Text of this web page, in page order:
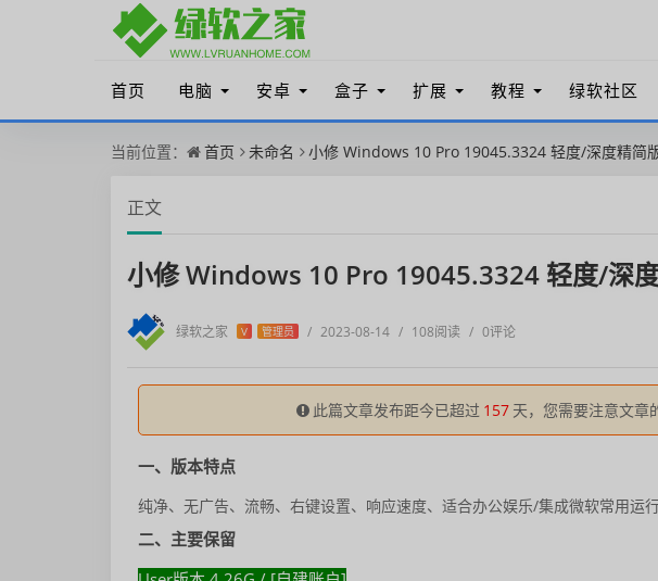
首页 电脑 安卓 盒子 扩展 教程 绿软社区
当前位置： 首页 未命名 小修 Windows 10 Pro 19045.3324 轻度/深度精简
正文
小修 Windows 10 Pro 19045.3324 轻度/深
绿软之家 V 管理员 / 2023-08-14 / 108阅读 / 0评论
此篇文章发布距今已超过 157 天，您需要注意文章
一、版本特点
纯净、无广告、流畅、右键设置、响应速度、适合办公娱乐/集成微软常用运
二、主要保留